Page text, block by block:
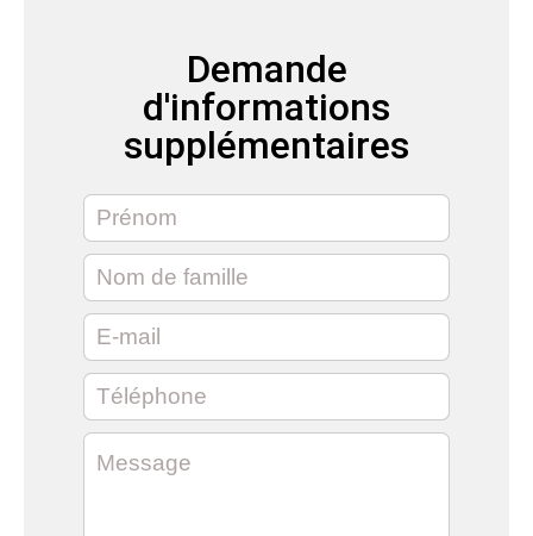
Demande
d'informations
supplémentaires